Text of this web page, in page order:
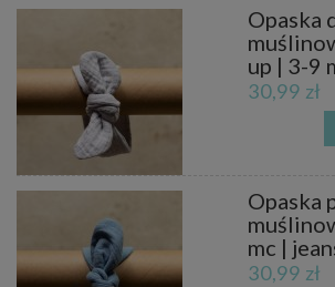
Opaska
up | 3-9
30,99 zł
Opaska
mc |
30,99 zł